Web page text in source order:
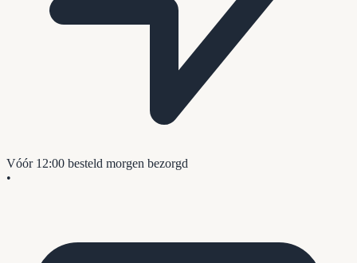
Vóór 12:00 besteld morgen bezorgd
•